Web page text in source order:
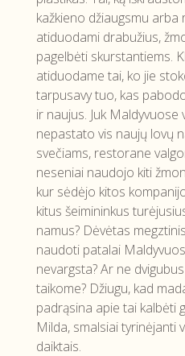
kažkieno džiaugsmu arba
atiduodami drabužius,
pagelbėti skurstantiems.
atiduodame tai, ko jie
tarpusavy tuo, kas
ir naujus. Juk Maldyvuose
nepastato vis naujų lovų
svečiams, restorane
neseniai naudojo kiti
kur sėdėjo kitos
kitus šeimininkus
namus? Dėvėtas
naudoti patalai
nevargsta? Ar ne
taikome? Džiugu, kad
padrąsina apie tai kalbėti
Milda, smalsiai tyrinėjanti
daiktais.